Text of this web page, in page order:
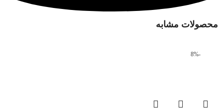
محصولات مشابه
-8%